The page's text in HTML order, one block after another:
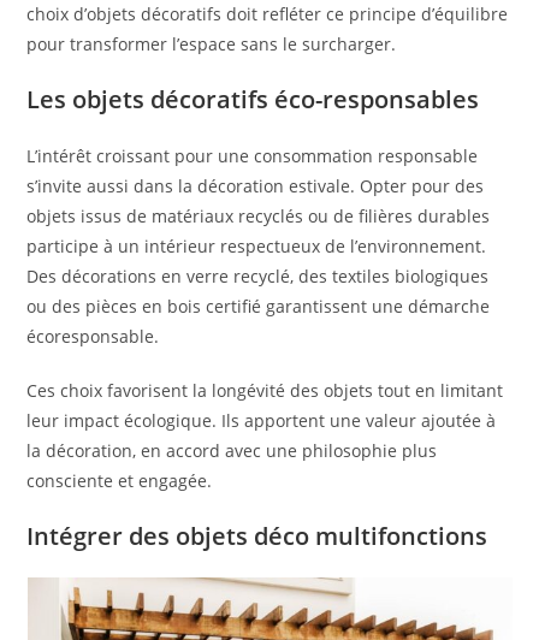
choix d’objets décoratifs doit refléter ce principe d’équilibre
pour transformer l’espace sans le surcharger.
Les objets décoratifs éco-responsables
L’intérêt croissant pour une consommation responsable
s’invite aussi dans la décoration estivale. Opter pour des
objets issus de matériaux recyclés ou de filières durables
participe à un intérieur respectueux de l’environnement.
Des décorations en verre recyclé, des textiles biologiques
ou des pièces en bois certifié garantissent une démarche
écoresponsable.
Ces choix favorisent la longévité des objets tout en limitant
leur impact écologique. Ils apportent une valeur ajoutée à
la décoration, en accord avec une philosophie plus
consciente et engagée.
Intégrer des objets déco multifonctions